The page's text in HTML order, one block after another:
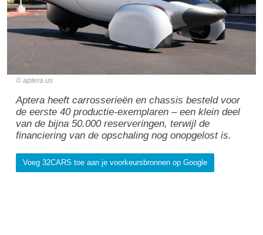
aptera.us
Aptera heeft carrosserieën en chassis besteld voor
de eerste 40 productie-exemplaren – een klein deel
van de bijna 50.000 reserveringen, terwijl de
financiering van de opschaling nog onopgelost is.
Voeg 32CARS toe aan je voorkeursbronnen op Google